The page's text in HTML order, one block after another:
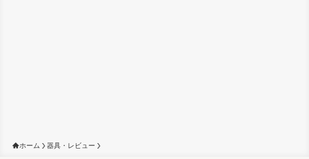
ホーム 器具・レビュー